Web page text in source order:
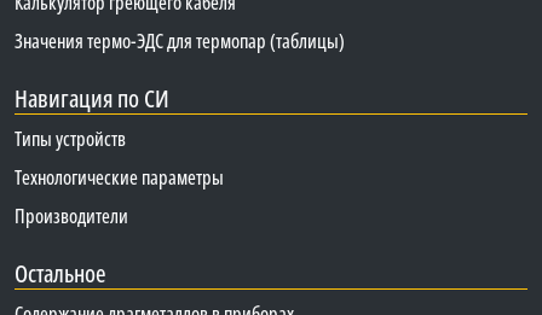
Значения термо-ЭДС для термопар (таблицы)
Навигация по СИ
Типы устройств
Технологические параметры
Производители
Остальное